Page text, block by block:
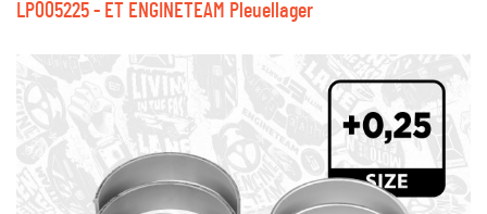
LP005225 - ET ENGINETEAM Pleuellager